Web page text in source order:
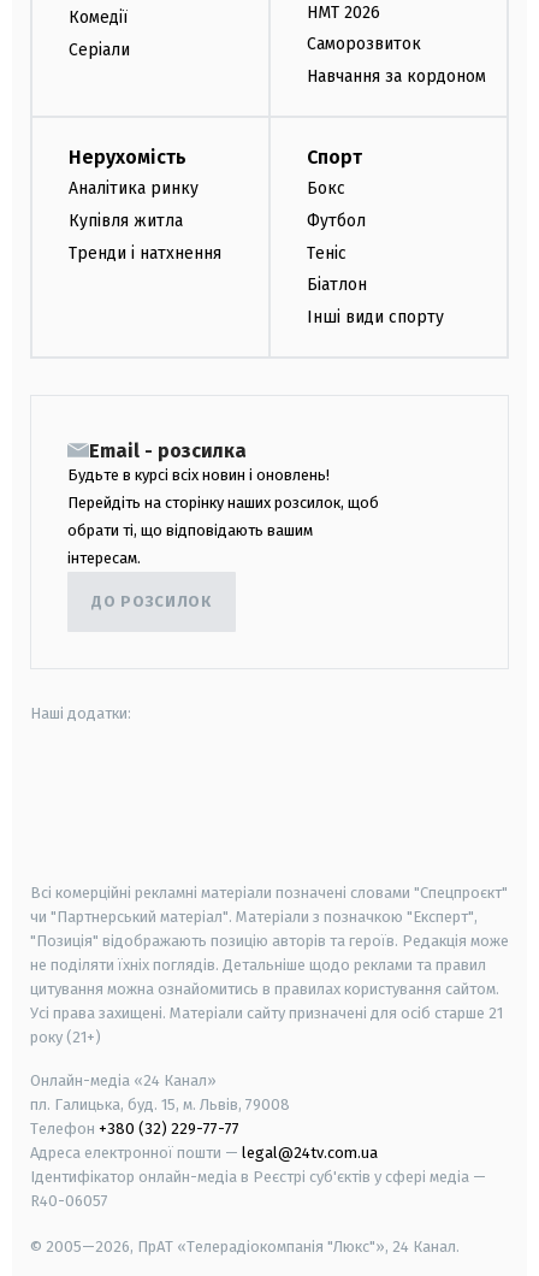
Комедії
Серіали
НМТ 2026
Саморозвиток
Навчання за кордоном
Нерухомість
Аналітика ринку
Купівля житла
Тренди і натхнення
Спорт
Бокс
Футбол
Теніс
Біатлон
Інші види спорту
Email - розсилка
Будьте в курсі всіх новин і оновлень!
Перейдіть на сторінку наших розсилок, щоб
обрати ті, що відповідають вашим
інтересам.
ДО РОЗСИЛОК
Наші додатки:
Всі комерційні рекламні матеріали позначені словами "Спецпроєкт"
чи "Партнерський матеріал". Матеріали з позначкою "Експерт",
"Позиція" відображають позицію авторів та героїв. Редакція може
не поділяти їхніх поглядів. Детальніше щодо реклами та правил
цитування можна ознайомитись в правилах користування сайтом.
Усі права захищені. Матеріали сайту призначені для осіб старше 21
року (21+)
Онлайн-медіа «24 Канал»
пл. Галицька, буд. 15, м. Львів, 79008
Телефон +380 (32) 229-77-77
Адреса електронної пошти — legal@24tv.com.ua
Ідентифікатор онлайн-медіа в Реєстрі суб'єктів у сфері медіа —
R40-06057
© 2005—2026, ПрАТ «Телерадіокомпанія "Люкс"», 24 Канал.